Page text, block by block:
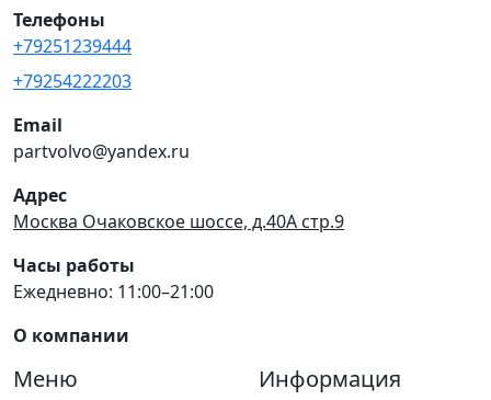
Телефоны
+79251239444
+79254222203
Email
partvolvo@yandex.ru
Адрес
Москва Очаковское шоссе, д.40А стр.9
Часы работы
Ежедневно: 11:00–21:00
О компании
Меню Информация